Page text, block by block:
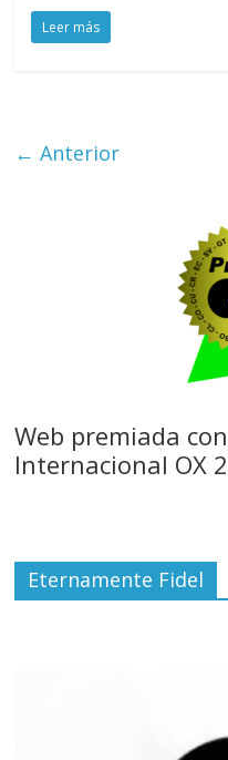
Leer más
← Anterior
Web premiada
Internacional OX
Eternamente Fidel